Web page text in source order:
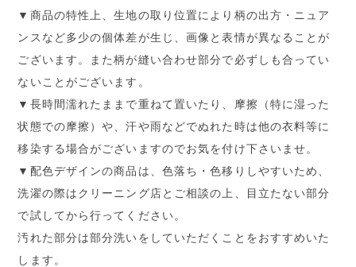
▼商品の特性上、生地の取り位置により柄の出方・ニュア
ンスなど多少の個体差が生じ、画像と表情が異なることが
ございます。また柄が縫い合わせ部分で必ずしも合ってい
ないことがございます。
▼長時間濡れたままで重ねて置いたり、摩擦（特に湿った
状態での摩擦）や、汗や雨などでぬれた時は他の衣料等に
移染する場合がございますのでお気を付け下さいませ。
▼配色デザインの商品は、色落ち・色移りしやすいため、
洗濯の際はクリーニング店とご相談の上、目立たない部分
で試してから行ってください。
汚れた部分は部分洗いをしていただくことをおすすめいた
します。